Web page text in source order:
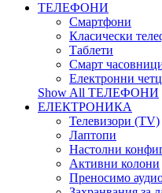
ТЕЛЕФОНИ
Смартфони
Класически
Таблети
Смарт
Електронни
Show All ТЕЛЕФОНИ
ЕЛЕКТРОНИКА
Телевизори (TV)
Лаптопи
Настолни
Активни колони
Преносимо